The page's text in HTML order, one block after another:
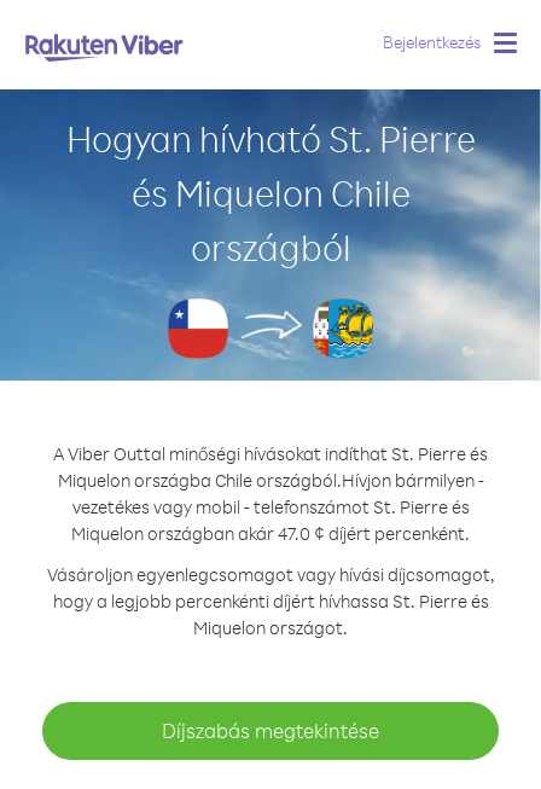
Bejelentkezés
Hogyan hívható St. Pierre
és Miquelon Chile
országból
A Viber Outtal minőségi hívásokat indíthat St. Pierre és
Miquelon országba Chile országból.Hívjon bármilyen -
vezetékes vagy mobil - telefonszámot St. Pierre és
Miquelon országban akár 47.0 ¢ díjért percenként.
Vásároljon egyenlegcsomagot vagy hívási díjcsomagot,
hogy a legjobb percenkénti díjért hívhassa St. Pierre és
Miquelon országot.
Díjszabás megtekintése